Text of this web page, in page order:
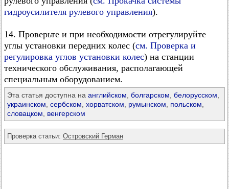
гидроусилителя рулевого управления).
14. Проверьте и при необходимости отрегулируйте
углы установки передних колес (см. Проверка и
регулировка углов установки колес) на станции
технического обслуживания, располагающей
специальным оборудованием.
Эта статья доступна на английском болгарском белорусском
украинском сербском хорватском румынском польском
словацком
венгерском
Проверка статьи: Островский Герман